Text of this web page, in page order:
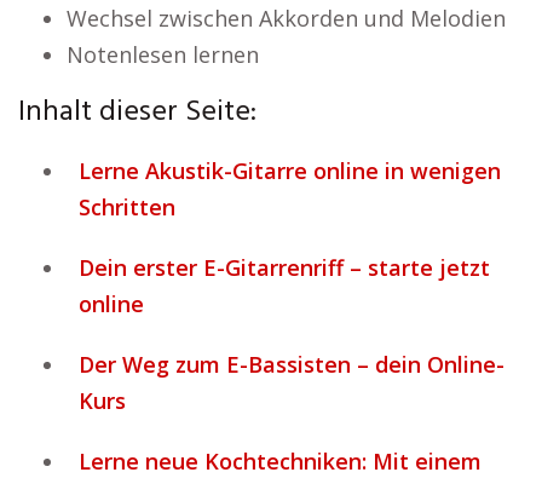
Wechsel zwischen Akkorden und Melodien
Notenlesen lernen
Inhalt dieser Seite:
Lerne Akustik-Gitarre online in wenigen
Schritten
Dein erster E-Gitarrenriff – starte jetzt
online
Der Weg zum E-Bassisten – dein Online-
Kurs
Lerne neue Kochtechniken: Mit einem